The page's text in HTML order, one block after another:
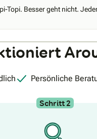
eine Wohnung zu den
Das Gefühl von Behaglichkeit
der Schlüssel dazu ist die
10 Jahre eine fortschrittliche
Mit der richtigen
Solarkollektoren,
Brennwerttechnik und
setzen möchten. Sie können auf
Topi. Besser geht nicht.
Persönliche
Schritt 2